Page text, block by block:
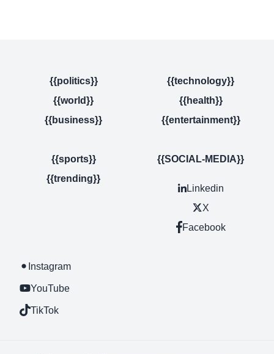
{{politics}}
{{world}}
{{business}}
{{technology}}
{{health}}
{{entertainment}}
{{sports}}
{{trending}}
{{SOCIAL-MEDIA}}
Linkedin
X
Facebook
Instagram
YouTube
TikTok